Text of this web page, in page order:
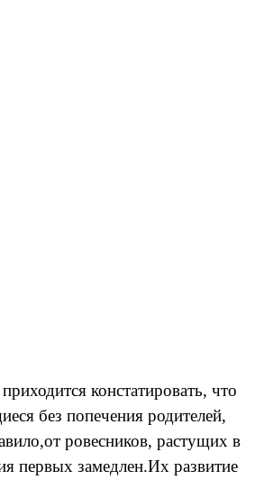
констатировать, что
без попечения родителей,
ровесников, растущих в
первых замедлен.Их развитие